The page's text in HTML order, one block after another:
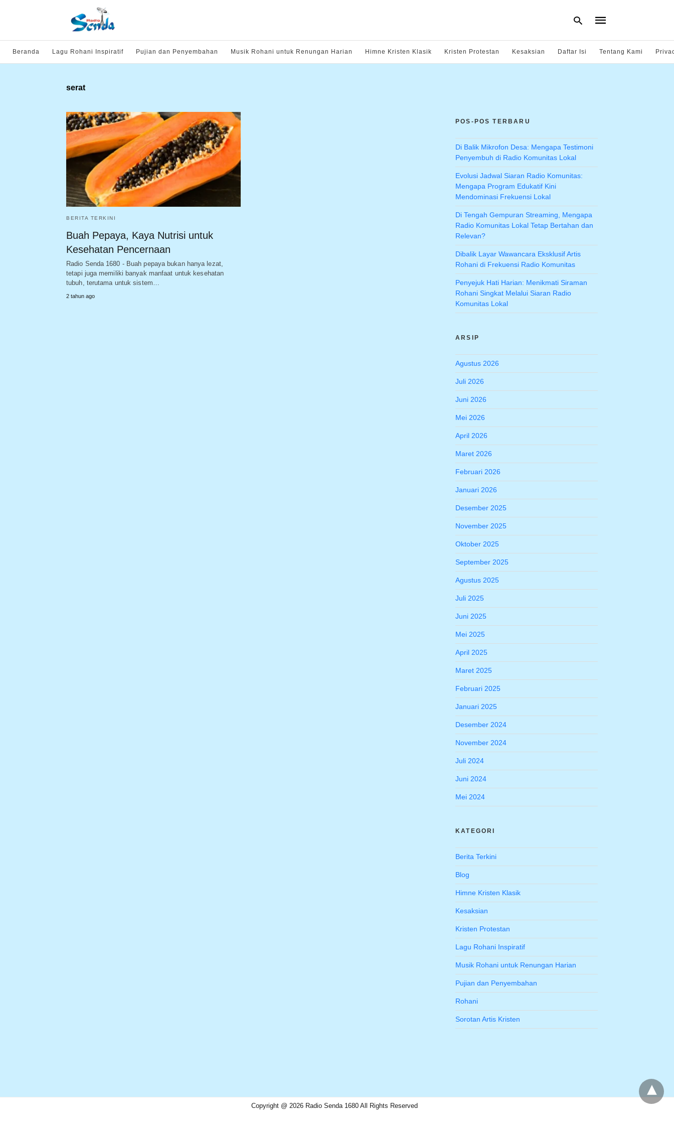
Beranda Lagu Rohani Inspiratif Pujian dan Penyembahan Musik Rohani untuk Renungan Harian Himne Kristen Klasik Kristen Protestan Kesaksian Daftar Isi Tentang Kami
serat
BERITA TERKINI
Buah Pepaya, Kaya Nutrisi untuk
Kesehatan Pencernaan
Radio Senda 1680 - Buah pepaya bukan hanya lezat,
tetapi juga memiliki banyak manfaat untuk kesehatan
tubuh, terutama untuk sistem…
2 tahun ago
POS-POS TERBARU
Di Balik Mikrofon Desa: Mengapa Testimoni
Penyembuh di Radio Komunitas Lokal
Evolusi Jadwal Siaran Radio Komunitas:
Mengapa Program Edukatif Kini
Mendominasi Frekuensi Lokal
Di Tengah Gempuran Streaming, Mengapa
Radio Komunitas Lokal Tetap Bertahan dan
Relevan?
Dibalik Layar Wawancara Eksklusif Artis
Rohani di Frekuensi Radio Komunitas
Penyejuk Hati Harian: Menikmati Siraman
Rohani Singkat Melalui Siaran Radio
Komunitas Lokal
ARSIP
Agustus 2026
Juli 2026
Juni 2026
Mei 2026
April 2026
Maret 2026
Februari 2026
Januari 2026
Desember 2025
November 2025
Oktober 2025
September 2025
Agustus 2025
Juli 2025
Juni 2025
Mei 2025
April 2025
Maret 2025
Februari 2025
Januari 2025
Desember 2024
November 2024
Juli 2024
Juni 2024
Mei 2024
KATEGORI
Berita Terkini
Blog
Himne Kristen Klasik
Kesaksian
Kristen Protestan
Lagu Rohani Inspiratif
Musik Rohani untuk Renungan Harian
Pujian dan Penyembahan
Rohani
Sorotan Artis Kristen
Copyright @ 2026 Radio Senda 1680 All Rights Reserved